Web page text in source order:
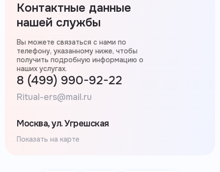
Контактные данные
нашей службы
Вы можете связаться с нами по
телефону, указанному ниже, чтобы
получить подробную информацию о
наших услугах.
8 (499) 990-92-22
Ritual-ers@mail.ru
Москва, ул. Угрешская
Показать на карте